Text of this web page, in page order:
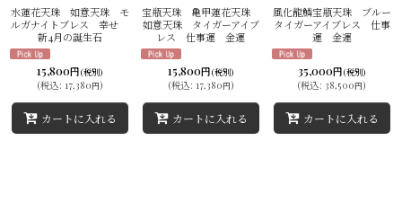
水蓮花天珠 如意天珠 モ
ルガナイトブレス 幸せ
新4月の誕生石
15,800円 (税別)
(税込: 17,380円)
カートに入れる
宝瓶天珠 亀甲蓮花天珠
如意天珠 タイガーアイブ
レス 仕事運 金運
15,800円 (税別)
(税込: 17,380円)
カートに入れる
風化龍鱗宝瓶天珠 ブルー
タイガーアイブレス 仕事
運 金運
35,000円 (税別)
(税込: 38,500円)
カートに入れる